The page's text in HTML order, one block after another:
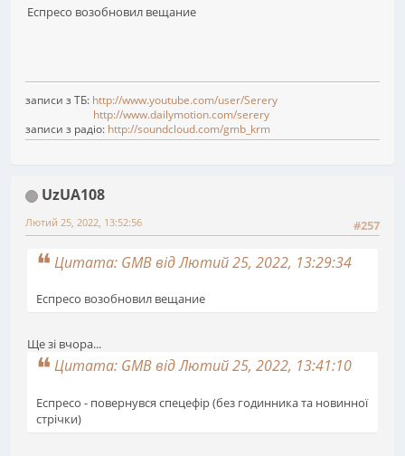
Еспресо возобновил вещание
записи з ТБ: http://www.youtube.com/user/Serery
http://www.dailymotion.com/serery
записи з радіо: http://soundcloud.com/gmb_krm
UzUA108
#257
Лютий 25, 2022, 13:52:56
Цитата: GMB від Лютий 25, 2022, 13:29:34
Еспресо возобновил вещание
Ще зі вчора...
Цитата: GMB від Лютий 25, 2022, 13:41:10
Еспресо - повернувся спецефір (без годинника та новинної
стрічки)